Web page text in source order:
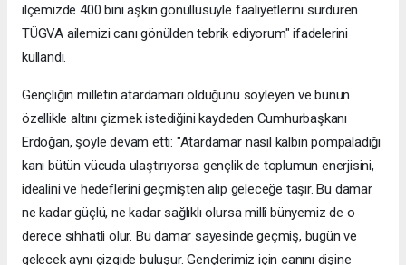
ilçemizde 400 bini aşkın gönüllüsüyle faaliyetlerini sürdüren
TÜGVA ailemizi canı gönülden tebrik ediyorum" ifadelerini
kullandı.
Gençliğin milletin atardamarı olduğunu söyleyen ve bunun
özellikle altını çizmek istediğini kaydeden Cumhurbaşkanı
Erdoğan, şöyle devam etti: "Atardamar nasıl kalbin pompaladığı
kanı bütün vücuda ulaştırıyorsa gençlik de toplumun enerjisini,
idealini ve hedeflerini geçmişten alıp geleceğe taşır. Bu damar
ne kadar güçlü, ne kadar sağlıklı olursa millî bünyemiz de o
derece sıhhatli olur. Bu damar sayesinde geçmiş, bugün ve
gelecek aynı çizgide buluşur. Gençlerimiz için canını dişine